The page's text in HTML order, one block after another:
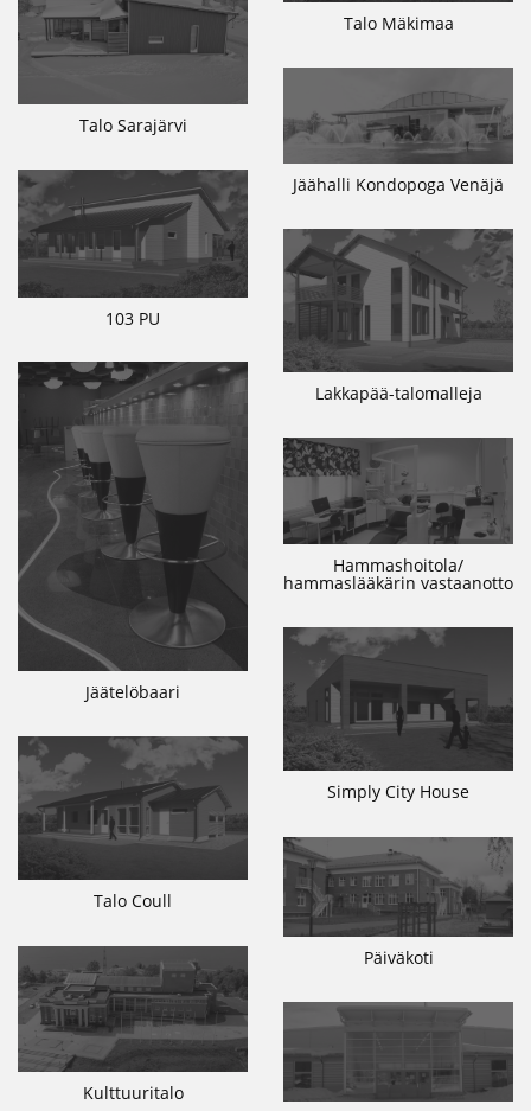
Talo Mäkimaa
Talo Sarajärvi
Jäähalli Kondopoga Venäjä
103 PU
Lakkapää-talomalleja
Jäätelöbaari
Hammashoitola/
hammaslääkärin vastaanotto
Simply City House
Talo Coull
Päiväkoti
Kulttuuritalo